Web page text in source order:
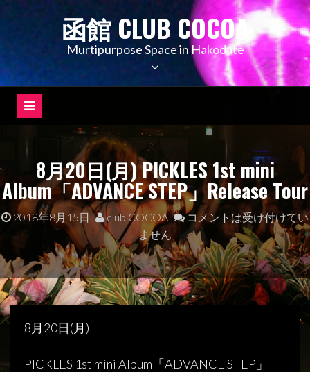
ツ
プ
函館 CLUB COCOA
Murtipurpose Space in Hakodate
8月20日(月) PICKLES 1st mini
Album「ADVANCE STEP」Release Tour
2018年8月15日 club COCOA
コメントは受け付けてい
ません
8月20日(月)
PICKLES 1st mini Album「ADVANCE STEP」